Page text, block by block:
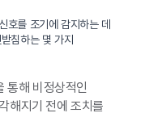
호를 조기에 감지하는 데
침하는 몇 가지
통해 비정상적인
해지기 전에 조치를